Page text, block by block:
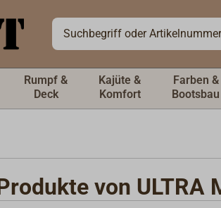
Rumpf &
Deck
Kajüte &
Komfort
Farben &
Bootsbau
von ULTRA